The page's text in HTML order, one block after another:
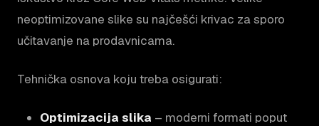
neoptimizovane slike su najčešći krivac za sporo
učitavanje na prodavnicama.
Tehnička osnova koju treba osigurati:
Optimizacija slika – moderni formati poput